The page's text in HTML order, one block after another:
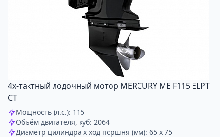
4х-тактный лодочный мотор MERCURY ME F115 ELPT
CT
Мощность (л.с.): 115
Объём двигателя, куб: 2064
Диаметр цилиндра x ход поршня (мм): 65 x 75